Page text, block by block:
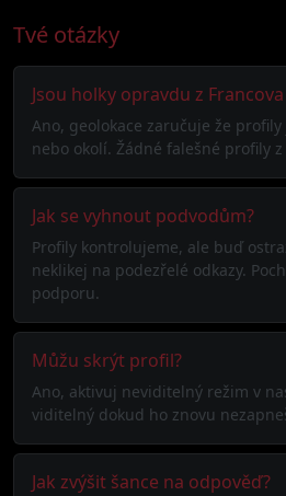
Tvé otázky
Jsou holky opravdu z
Ano, geolokace zaručuje že profily
nebo okolí. Žádné falešné profily
Jak se vyhnout podvodům?
Profily kontrolujeme, ale buď
neklikej na podezřelé odkazy.
podporu.
Můžu skrýt profil?
Ano, aktivuj neviditelný režim v
viditelný dokud ho znovu
Jak zvýšit šance na odpověď?